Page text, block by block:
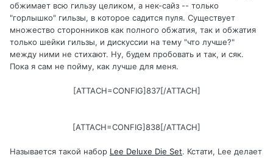
обжимает всю гильзу целиком, а нек-сайз -- только
"горлышко" гильзы, в которое садится пуля. Существует
множество сторонников как полного обжатия, так и обжатия
только шейки гильзы, и дискуссии на тему "что лучше?"
между ними не стихают. Ну, будем пробовать и так, и сяк.
Пока я сам не пойму, как лучше для меня.
[ATTACH=CONFIG]837[/ATTACH]
[ATTACH=CONFIG]838[/ATTACH]
Называется такой набор Lee Deluxe Die Set. Кстати, Lee делает